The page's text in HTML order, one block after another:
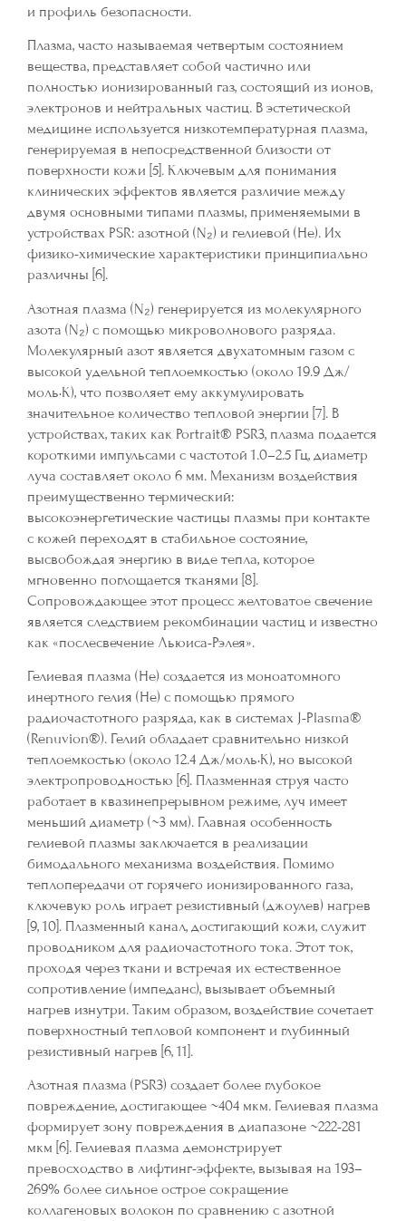
и профиль безопасности.
Плазма, часто называемая четвертым состоянием
вещества, представляет собой частично или
полностью ионизированный газ, состоящий из ионов,
электронов и нейтральных частиц. В эстетической
медицине используется низкотемпературная плазма,
генерируемая в непосредственной близости от
поверхности кожи [5]. Ключевым для понимания
клинических эффектов является различие между
двумя основными типами плазмы, применяемыми в
устройствах PSR: азотной (N₂) и гелиевой (He). Их
физико-химические характеристики принципиально
различны [6].
Азотная плазма (N₂) генерируется из молекулярного
азота (N₂) с помощью микроволнового разряда.
Молекулярный азот является двухатомным газом с
высокой удельной теплоемкостью (около 19.9 Дж/
моль·К), что позволяет ему аккумулировать
значительное количество тепловой энергии [7]. В
устройствах, таких как Portrait® PSR3, плазма подается
короткими импульсами с частотой 1.0–2.5 Гц, диаметр
луча составляет около 6 мм. Механизм воздействия
преимущественно термический:
высокоэнергетические частицы плазмы при контакте
с кожей переходят в стабильное состояние,
высвобождая энергию в виде тепла, которое
мгновенно поглощается тканями [8].
Сопровождающее этот процесс желтоватое свечение
является следствием рекомбинации частиц и известно
как «послесвечение Льюиса-Рэлея».
Гелиевая плазма (He) создается из моноатомного
инертного гелия (He) с помощью прямого
радиочастотного разряда, как в системах J-Plasma®
(Renuvion®). Гелий обладает сравнительно низкой
теплоемкостью (около 12.4 Дж/моль·К), но высокой
электропроводностью [6]. Плазменная струя часто
работает в квазинепрерывном режиме, луч имеет
меньший диаметр (~3 мм). Главная особенность
гелиевой плазмы заключается в реализации
бимодального механизма воздействия. Помимо
теплопередачи от горячего ионизированного газа,
ключевую роль играет резистивный (джоулев) нагрев
[9, 10]. Плазменный канал, достигающий кожи, служит
проводником для радиочастотного тока. Этот ток,
проходя через ткани и встречая их естественное
сопротивление (импеданс), вызывает объемный
нагрев изнутри. Таким образом, воздействие сочетает
поверхностный тепловой компонент и глубинный
резистивный нагрев [6, 11].
Азотная плазма (PSR3) создает более глубокое
повреждение, достигающее ~404 мкм. Гелиевая плазма
формирует зону повреждения в диапазоне ~222-281
мкм [6]. Гелиевая плазма демонстрирует
превосходство в лифтинг-эффекте, вызывая на 193–
269% более сильное острое сокращение
коллагеновых волокон по сравнению с азотной